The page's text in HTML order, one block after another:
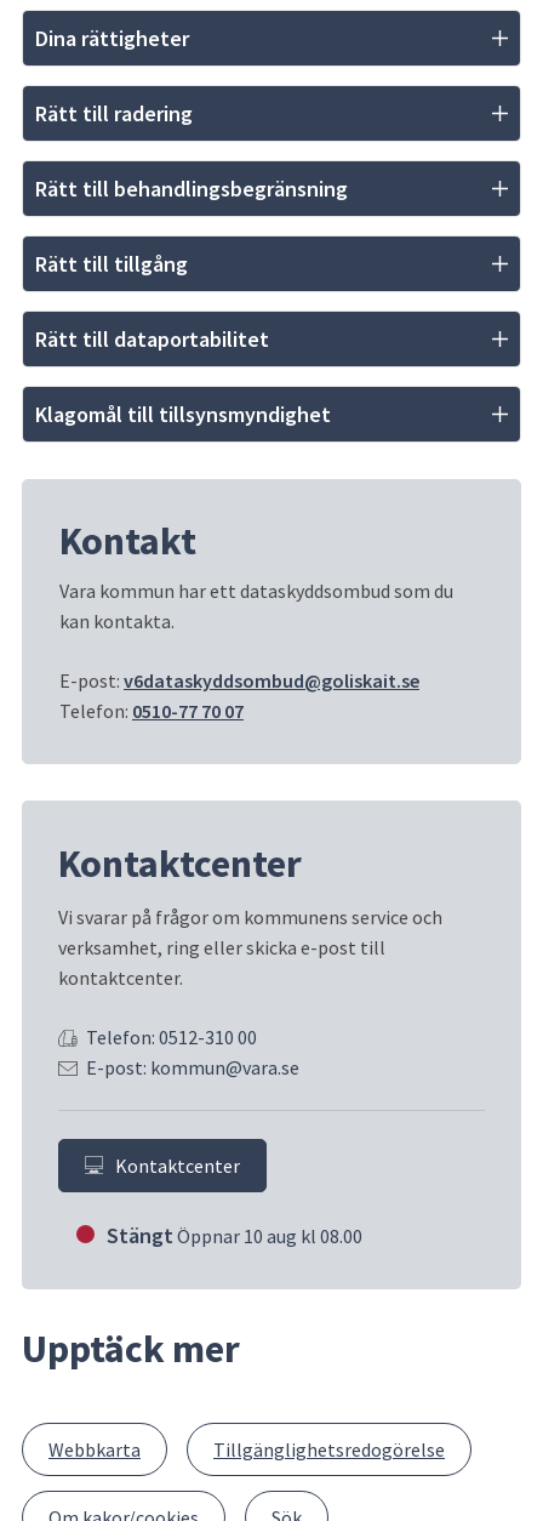
Dina rättigheter
Rätt till radering
Rätt till behandlingsbegränsning
Rätt till tillgång
Rätt till dataportabilitet
Klagomål till tillsynsmyndighet
Kontakt
Vara kommun har ett dataskyddsombud som du
kan kontakta.
E-post: v6dataskyddsombud@goliskait.se
Telefon: 0510-77 70 07
Kontaktcenter
Vi svarar på frågor om kommunens service och
verksamhet, ring eller skicka e-post till
kontaktcenter.
Telefon: 0512-310 00
E-post: kommun@vara.se
Kontaktcenter
Stängt Öppnar 10 aug kl 08.00
Upptäck mer
Webbkarta Tillgänglighetsredogörelse